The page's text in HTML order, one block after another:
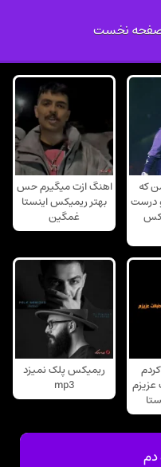
نخست
که
درست
اهنگ ازت میگیرم حس
بهتر ریمیکس اینستا
غمگین
عزیزم
ریمیکس پلک نمیزد
mp3
دم